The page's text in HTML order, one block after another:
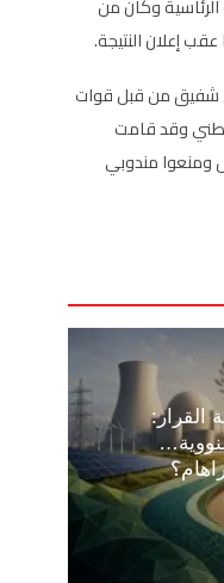
إعلان النتيجة.
شفيق من قبل قوات
وقد قامت
ومنعوا مندوبي
القرار: